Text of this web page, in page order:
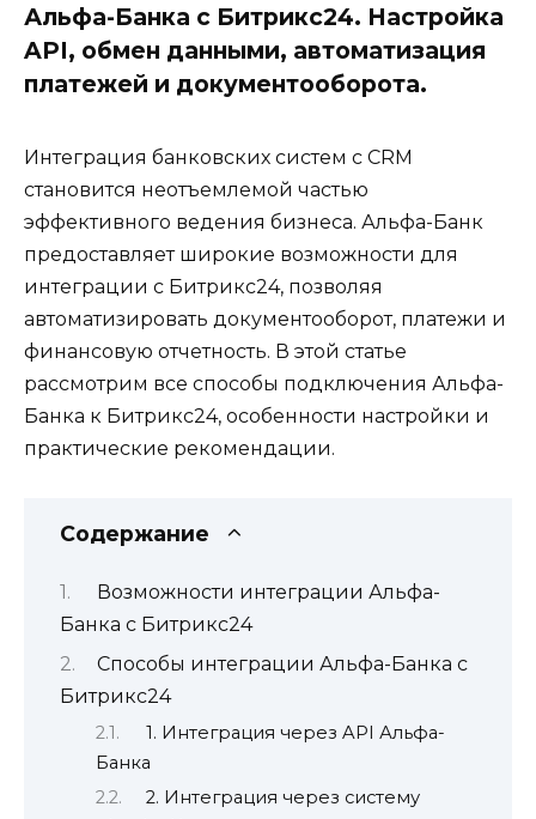
Альфа-Банка с Битрикс24. Настройка
API, обмен данными, автоматизация
платежей и документооборота.
Интеграция банковских систем с CRM
становится неотъемлемой частью
эффективного ведения бизнеса. Альфа-Банк
предоставляет широкие возможности для
интеграции с Битрикс24, позволяя
автоматизировать документооборот, платежи и
финансовую отчетность. В этой статье
рассмотрим все способы подключения Альфа-
Банка к Битрикс24, особенности настройки и
практические рекомендации.
Содержание
Возможности интеграции Альфа-
Банка с Битрикс24
Способы интеграции Альфа-Банка с
Битрикс24
1. Интеграция через API Альфа-
Банка
2. Интеграция через систему